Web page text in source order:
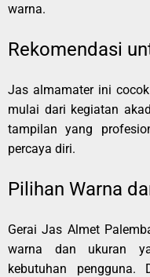
warna.
Rekomendasi
Jas almamater ini
mulai dari kegiatan
tampilan yang
percaya diri.
Pilihan Warna
Gerai Jas Almet
warna dan ukuran
kebutuhan pengguna.